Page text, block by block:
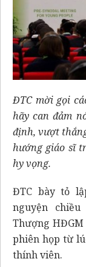
ĐTC mời gọi
hãy can đảm
định, vượt
hướng giáo sĩ
hy vọng.
ĐTC bày tỏ
nguyện
Thượng
phiên họp từ
thính viên.